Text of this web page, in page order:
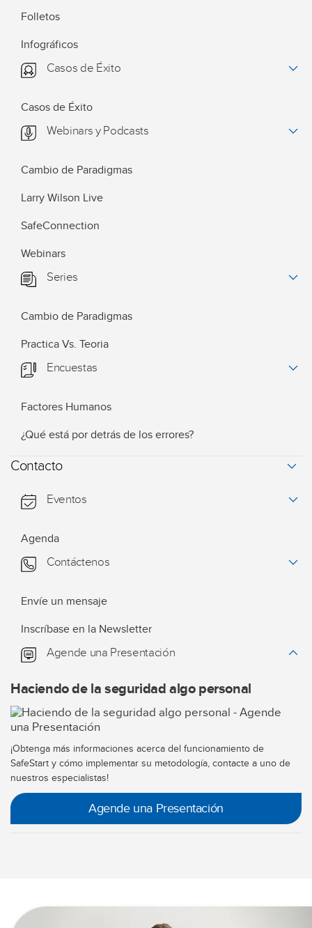
Folletos
Infográficos
Casos de Éxito
Casos de Éxito
Webinars y Podcasts
Cambio de Paradigmas
Larry Wilson Live
SafeConnection
Webinars
Series
Cambio de Paradigmas
Practica Vs. Teoria
Encuestas
Factores Humanos
¿Qué está por detrás de los errores?
Contacto
Eventos
Agenda
Contáctenos
Envíe un mensaje
Inscríbase en la Newsletter
Agende una Presentación
Haciendo de la seguridad algo personal
¡Obtenga más informaciones acerca del funcionamiento de
SafeStart y cómo implementar su metodología, contacte a uno de
nuestros especialistas!
Agende una Presentación